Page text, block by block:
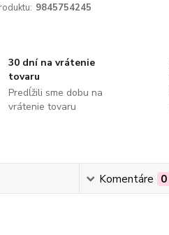
9845754245
30 dní na vrátenie
tovaru
Predĺžili sme dobu na
vrátenie tovaru
Komentáre 0